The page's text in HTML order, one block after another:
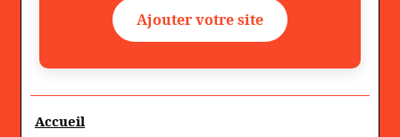
Ajouter votre site
Accueil